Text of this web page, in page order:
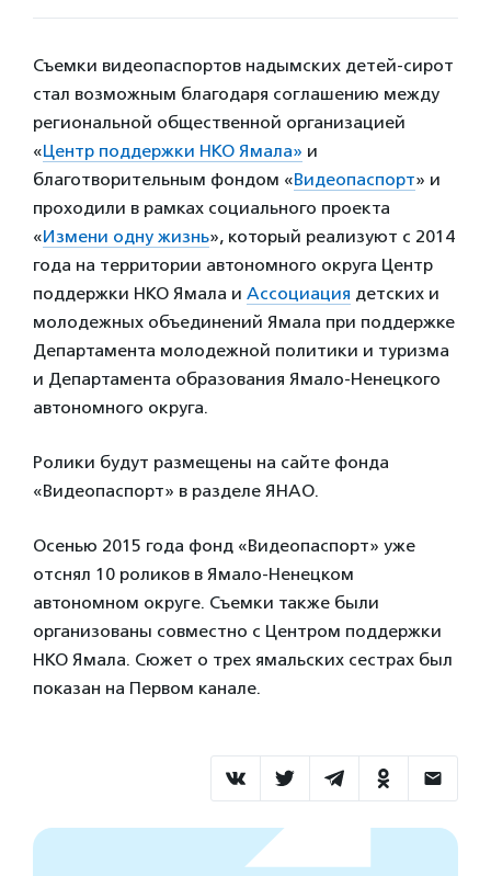
Съемки видеопаспортов надымских детей-сирот
стал возможным благодаря соглашению между
региональной общественной организацией
«Центр поддержки НКО Ямала» и
благотворительным фондом «Видеопаспорт» и
проходили в рамках социального проекта
«Измени одну жизнь», который реализуют с 2014
года на территории автономного округа Центр
поддержки НКО Ямала и Ассоциация детских и
молодежных объединений Ямала при поддержке
Департамента молодежной политики и туризма
и Департамента образования Ямало-Ненецкого
автономного округа.
Ролики будут размещены на сайте фонда
«Видеопаспорт» в разделе ЯНАО.
Осенью 2015 года фонд «Видеопаспорт» уже
отснял 10 роликов в Ямало-Ненецком
автономном округе. Съемки также были
организованы совместно с Центром поддержки
НКО Ямала. Сюжет о трех ямальских сестрах был
показан на Первом канале.